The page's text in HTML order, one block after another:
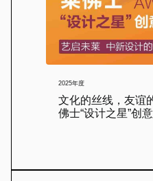
2025年度
文化的丝线，友
佛士“设计之星”创